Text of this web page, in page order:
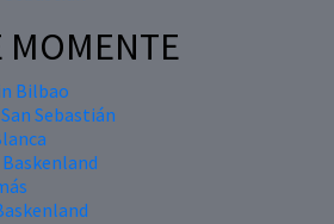
MOMENTE
Bilbao
Sebastián